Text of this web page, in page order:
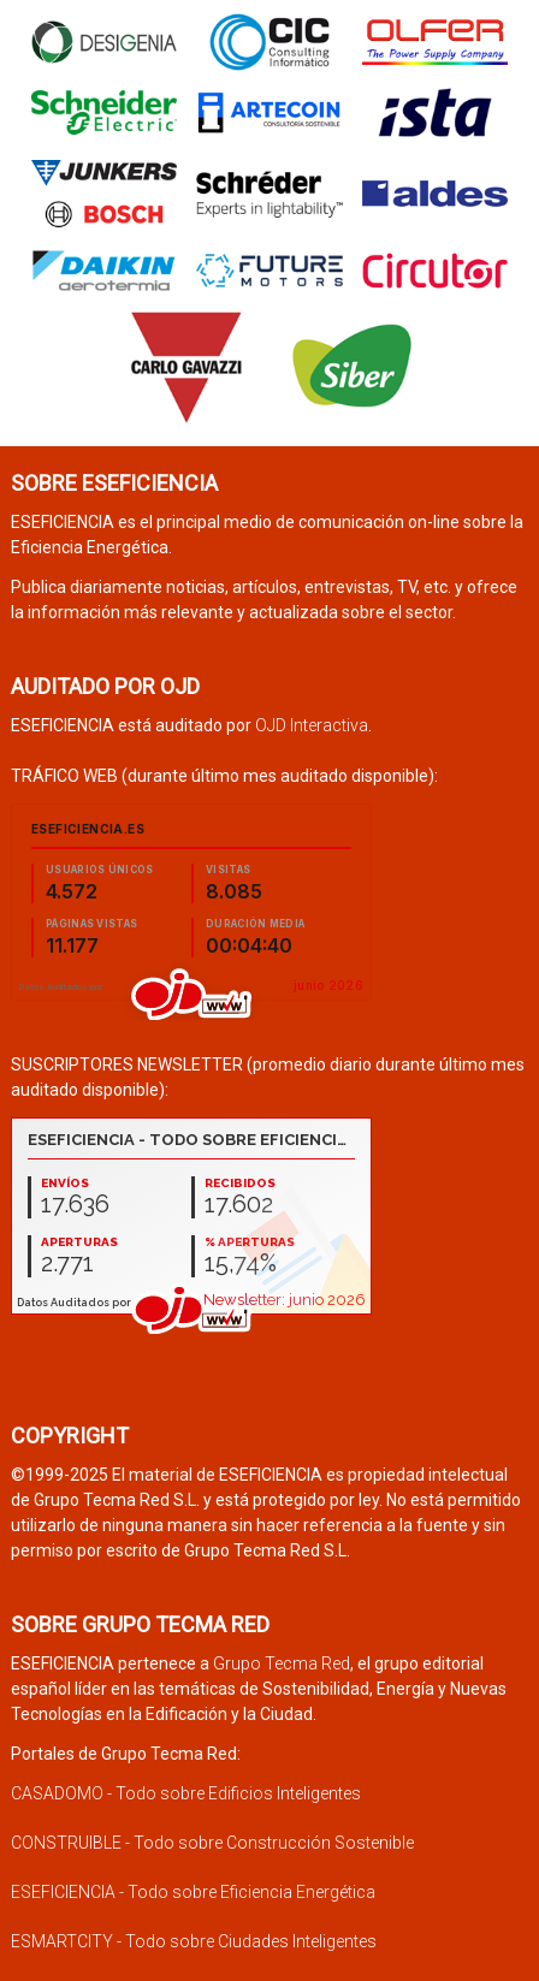
SOBRE ESEFICIENCIA
ESEFICIENCIA es el principal medio de comunicación on-line sobre la
Eficiencia Energética.
Publica diariamente noticias, artículos, entrevistas, TV, etc. y ofrece
la información más relevante y actualizada sobre el sector.
AUDITADO POR OJD
ESEFICIENCIA está auditado por OJD Interactiva
TRÁFICO WEB (durante último mes auditado disponible):
SUSCRIPTORES NEWSLETTER (promedio diario durante último mes
auditado disponible):
COPYRIGHT
©1999-2025 El material de ESEFICIENCIA es propiedad intelectual
de Grupo Tecma Red S.L. y está protegido por ley. No está permitido
utilizarlo de ninguna manera sin hacer referencia a la fuente y sin
permiso por escrito de Grupo Tecma Red S.L.
SOBRE GRUPO TECMA RED
ESEFICIENCIA pertenece a Grupo Tecma Red, el grupo editorial
español líder en las temáticas de Sostenibilidad, Energía y Nuevas
Tecnologías en la Edificación y la Ciudad.
Portales de Grupo Tecma Red:
CASADOMO - Todo sobre Edificios Inteligentes
CONSTRUIBLE - Todo sobre Construcción Sostenible
ESEFICIENCIA - Todo sobre Eficiencia Energética
ESMARTCITY - Todo sobre Ciudades Inteligentes